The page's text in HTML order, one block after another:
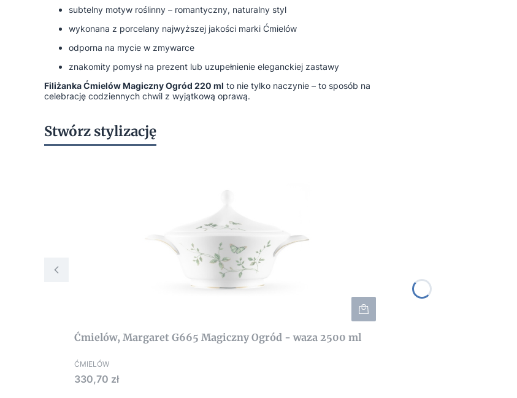
subtelny motyw roślinny – romantyczny, naturalny styl
wykonana z porcelany najwyższej jakości marki Ćmielów
odporna na mycie w zmywarce
znakomity pomysł na prezent lub uzupełnienie eleganckiej zastawy
Filiżanka Ćmielów Magiczny Ogród 220 ml to nie tylko naczynie – to sposób na
celebrację codziennych chwil z wyjątkową oprawą.
Stwórz stylizację
Ćmielów, Margaret G665 Magiczny Ogród - waza 2500 ml
ĆMIELÓW
Cena
330,70 zł